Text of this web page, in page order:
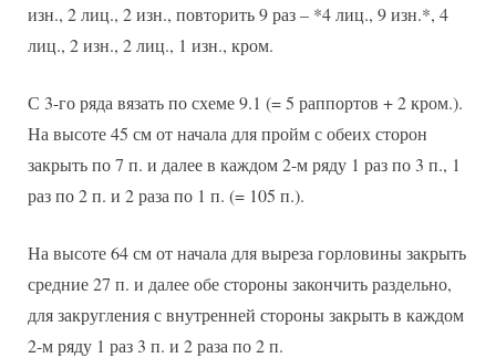
изн., 2 лиц., 2 изн., повторить 9 раз – *4 лиц., 9 изн.*, 4
лиц., 2 изн., 2 лиц., 1 изн., кром.
С 3-го ряда вязать по схеме 9.1 (= 5 раппортов + 2 кром.).
На высоте 45 см от начала для пройм с обеих сторон
закрыть по 7 п. и далее в каждом 2-м ряду 1 раз по 3 п., 1
раз по 2 п. и 2 раза по 1 п. (= 105 п.).
На высоте 64 см от начала для выреза горловины закрыть
средние 27 п. и далее обе стороны закончить раздельно,
для закругления с внутренней стороны закрыть в каждом
2-м ряду 1 раз 3 п. и 2 раза по 2 п.